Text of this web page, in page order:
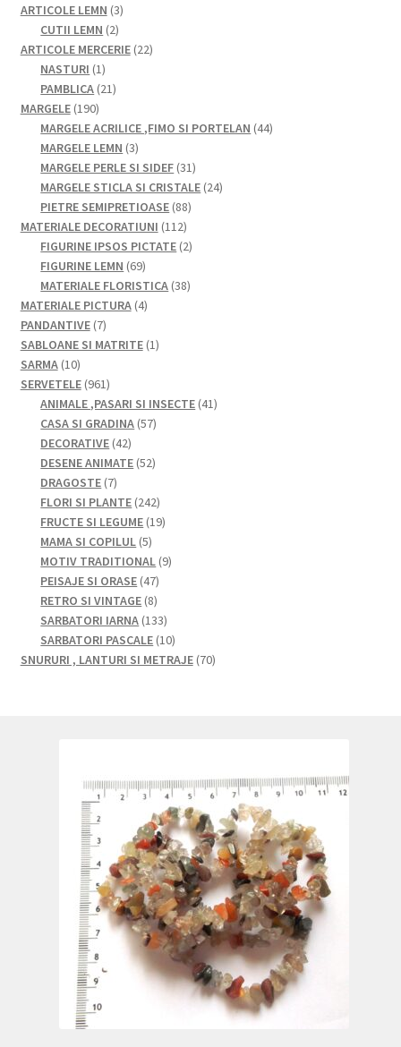
produse
ARTICOLE LEMN 33
CUTII LEMN 22
produse
ARTICOLE MERCERIE 2222
NASTURI 11
produs
PAMBLICA 2121
produse
MARGELE 190190
de
produse
MARGELE ACRILICE ,FIMO SI PORTELAN 4444
MARGELE LEMN 33
produse
MARGELE PERLE SI SIDEF 3131
de
MARGELE STICLA SI CRISTALE 2424
PIETRE SEMIPRETIOASE 8888
produse
MATERIALE DECORATIUNI 112112
produse
FIGURINE IPSOS PICTATE 22
FIGURINE LEMN 6969
de
produse
MATERIALE FLORISTICA 3838
MATERIALE PICTURA 44
PANDANTIVE 77
produse
SABLOANE SI MATRITE 11
SARMA 1010
produse
SERVETELE 961961
de
produse
ANIMALE ,PASARI SI INSECTE 4141
CASA SI GRADINA 5757
produse
DECORATIVE 4242
de
DESENE ANIMATE 5252
produse
DRAGOSTE 77
produse
FLORI SI PLANTE 242242
de
FRUCTE SI LEGUME 1919
MAMA SI COPILUL 55
produse
MOTIV TRADITIONAL 99
PEISAJE SI ORASE 4747
de
produse
RETRO SI VINTAGE 88
produse
SARBATORI IARNA 133133
de
produse
SARBATORI PASCALE 1010
produse
SNURURI , LANTURI SI METRAJE 7070